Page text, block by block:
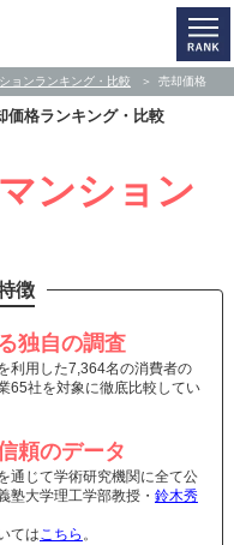
ョンランキング・比較 売却価格
価格ランキング・比較
ンション
徴
独自の調査
利用した7,364名の消費者の
65社を対象に徹底比較してい
頼のデータ
通じて学術研究機関に全て公
塾大学理工学部教授・ 鈴木秀
てはこちら 。